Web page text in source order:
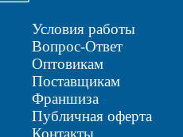
Условия работы
Вопрос-Ответ
Оптовикам
Поставщикам
Франшиза
Публичная оферта
Контакты